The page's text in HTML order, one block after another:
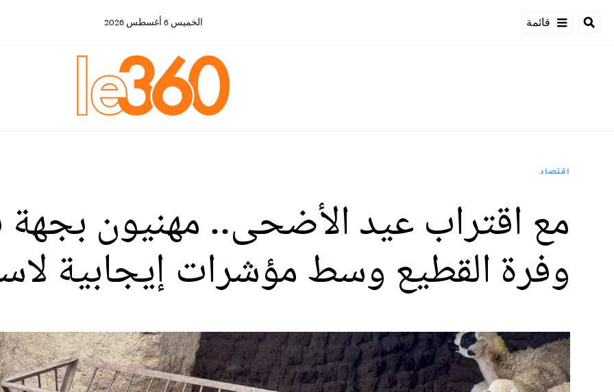
قائمة الخميس 6 أغسطس 2026
اقتصاد
مع اقتراب عيد الأضحى.. مهنيون
وفرة القطيع وسط مؤشرات إيجابية